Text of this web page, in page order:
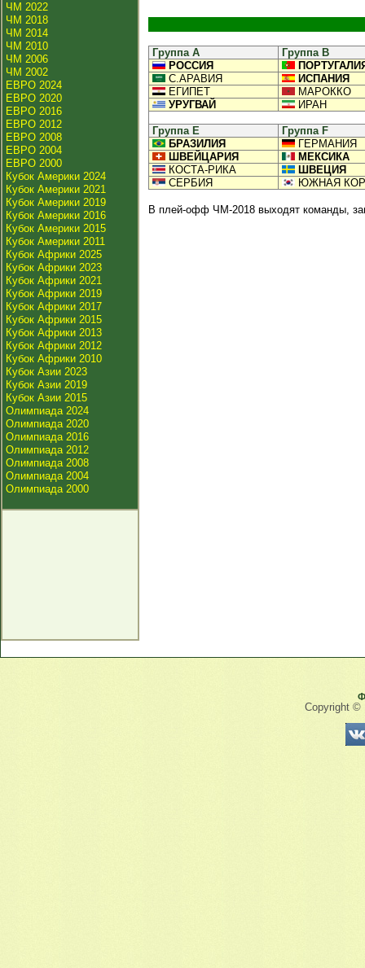
ЧМ 2022
ЧМ 2018
ЧМ 2014
ЧМ 2010
ЧМ 2006
ЧМ 2002
ЕВРО 2024
ЕВРО 2020
ЕВРО 2016
ЕВРО 2012
ЕВРО 2008
ЕВРО 2004
ЕВРО 2000
Кубок Америки 2024
Кубок Америки 2021
Кубок Америки 2019
Кубок Америки 2016
Кубок Америки 2015
Кубок Америки 2011
Кубок Африки 2025
Кубок Африки 2023
Кубок Африки 2021
Кубок Африки 2019
Кубок Африки 2017
Кубок Африки 2015
Кубок Африки 2013
Кубок Африки 2012
Кубок Африки 2010
Кубок Азии 2023
Кубок Азии 2019
Кубок Азии 2015
Олимпиада 2024
Олимпиада 2020
Олимпиада 2016
Олимпиада 2012
Олимпиада 2008
Олимпиада 2004
Олимпиада 2000
Группа А
Группа B
РОССИЯ
С.АРАВИЯ
ИСПАНИЯ
ЕГИПЕТ
МАРОККО
УРУГВАЙ
ИРАН
Группа E
Группа F
БРАЗИЛИЯ
ГЕРМАНИЯ
ШВЕЙЦАРИЯ
МЕКСИКА
КОСТА-РИКА
ШВЕЦИЯ
СЕРБИЯ
ЮЖНАЯ
В плей-офф ЧМ-2018 выходят команды,
Copyright ©